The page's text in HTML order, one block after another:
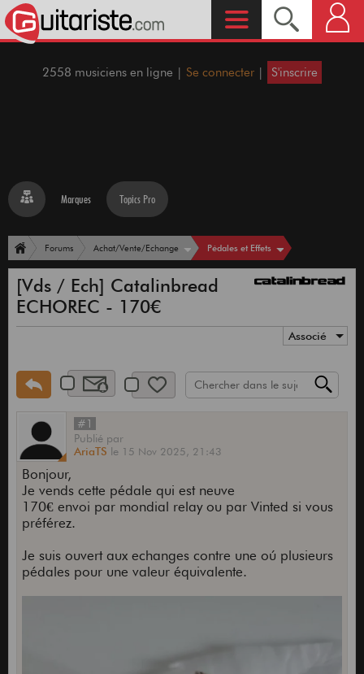
2558 musiciens en ligne | Se connecter | S'inscrire
Marques Topics Pro
Forums Achat/Vente/Echange Pédales et Effets
[Vds / Ech] Catalinbread
ECHOREC - 170€
Associé
#1
Publié par
AriaTS le 15 Nov 2025, 21:43
Bonjour,
Je vends cette pédale qui est neuve
170€ envoi par mondial relay ou par Vinted si vous
préférez.
Je suis ouvert aux echanges contre une oú plusieurs
pédales pour une valeur équivalente.